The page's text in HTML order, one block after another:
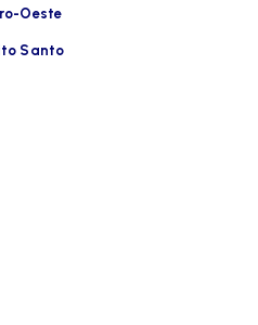
Oeste
Santo